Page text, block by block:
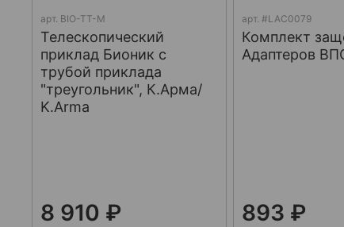
арт. BIO-TT-M
Телескопический
приклад Бионик с
трубой приклада
"треугольник", К.Арма/
K.Arma
8 910 ₽
арт.#LAC0079
Комплект
Адаптеров
893 ₽